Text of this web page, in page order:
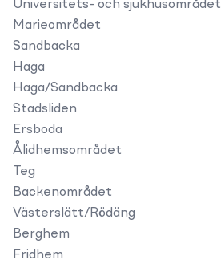
Universitets- och sjukhusområdet
Marieområdet
Sandbacka
Haga
Haga/Sandbacka
Stadsliden
Ersboda
Ålidhemsområdet
Teg
Backenområdet
Västerslätt/Rödäng
Berghem
Fridhem